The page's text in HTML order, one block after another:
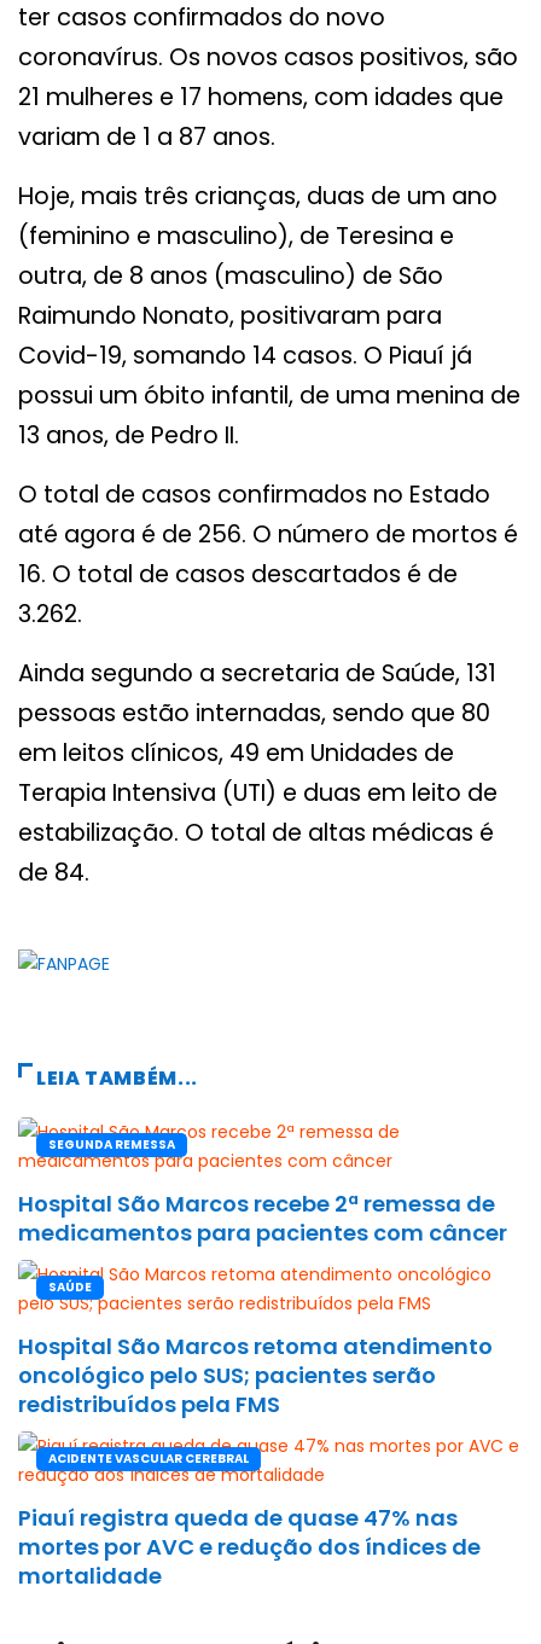
ter casos confirmados do novo
coronavírus. Os novos casos positivos, são
21 mulheres e 17 homens, com idades que
variam de 1 a 87 anos.
Hoje, mais três crianças, duas de um ano
(feminino e masculino), de Teresina e
outra, de 8 anos (masculino) de São
Raimundo Nonato, positivaram para
Covid-19, somando 14 casos. O Piauí já
possui um óbito infantil, de uma menina de
13 anos, de Pedro II.
O total de casos confirmados no Estado
até agora é de 256. O número de mortos é
16. O total de casos descartados é de
3.262.
Ainda segundo a secretaria de Saúde, 131
pessoas estão internadas, sendo que 80
em leitos clínicos, 49 em Unidades de
Terapia Intensiva (UTI) e duas em leito de
estabilização. O total de altas médicas é
de 84.
LEIA TAMBÉM...
SEGUNDA REMESSA
Hospital São Marcos recebe 2ª remessa de
medicamentos para pacientes com câncer
SAÚDE
Hospital São Marcos retoma atendimento
oncológico pelo SUS; pacientes serão
redistribuídos pela FMS
ACIDENTE VASCULAR CEREBRAL
Piauí registra queda de quase 47% nas
mortes por AVC e redução dos índices de
mortalidade